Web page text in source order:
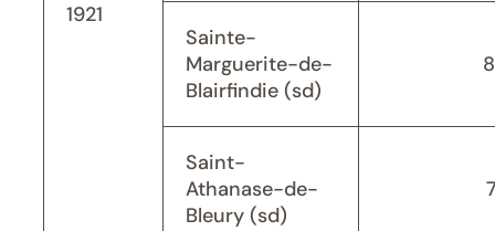
1921
Sainte-
Marguerite-de-
Blairfindie (sd)
Saint-
Athanase-de-
Bleury (sd)